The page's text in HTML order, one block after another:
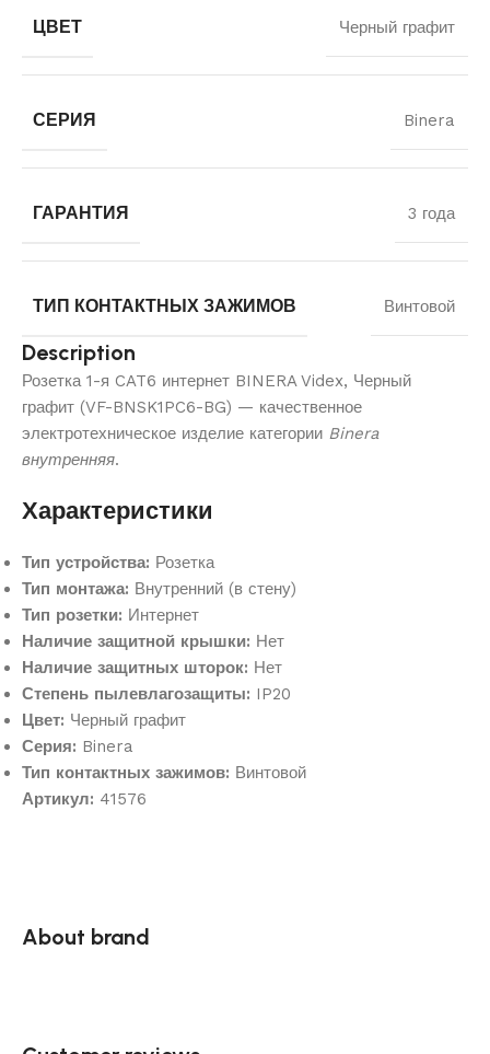
ЦВЕТ Черный графит
СЕРИЯ Binera
ГАРАНТИЯ 3 года
ТИП КОНТАКТНЫХ ЗАЖИМОВ Винтовой
Description
Розетка 1-я CAT6 интернет BINERA Videx, Черный
графит (VF-BNSK1PC6-BG) — качественное
электротехническое изделие категории Binera
внутренняя.
Характеристики
Тип устройства: Розетка
Тип монтажа: Внутренний (в стену)
Тип розетки: Интернет
Наличие защитной крышки: Нет
Наличие защитных шторок: Нет
Степень пылевлагозащиты: IP20
Цвет: Черный графит
Серия: Binera
Тип контактных зажимов: Винтовой
Артикул: 41576
About brand